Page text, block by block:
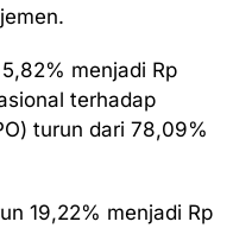
menjadi Rp
terhadap
turun dari 78,09%
19,22% menjadi Rp